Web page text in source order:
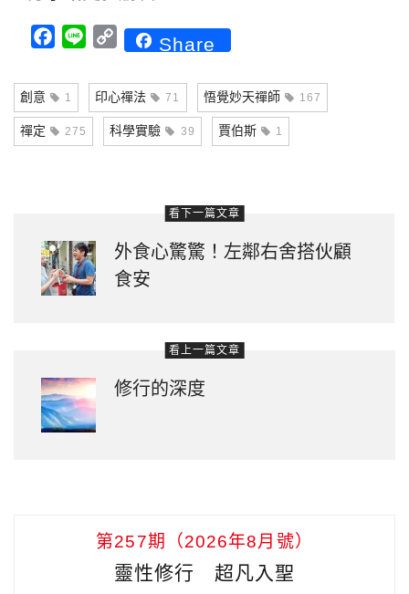
Facebook
Line CopyShare
創意 1 印心禪法 71 悟覺妙天禪師 167
禪定 275 科學實驗 39 賈伯斯 1
看下一篇文章
外食心驚驚！左鄰右舍搭伙顧
食安
看上一篇文章
修行的深度
第257期（2026年8月號）
靈性修行 超凡入聖